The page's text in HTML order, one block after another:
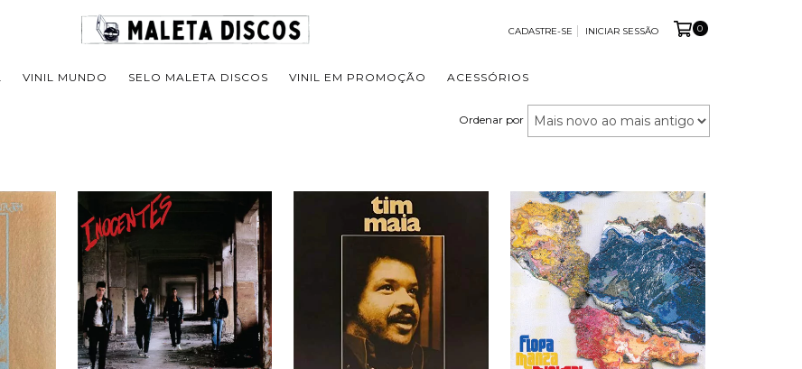
CADASTRE-SE INICIAR SESSÃO 0
VINIL MUNDO SELO MALETA DISCOS VINIL EM PROMOÇÃO ACESSÓRIOS
Ordenar por